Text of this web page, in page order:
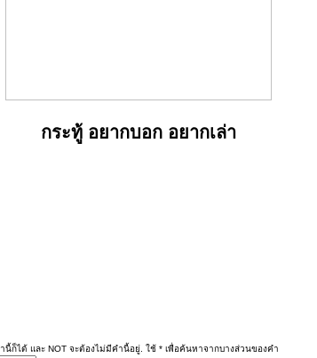
กระทู้ อยากบอก อยากเล่า
ก็ได้ และ NOT จะต้องไม่มีคำนี้อยู่. ใช้ * เพื่อค้นหาจากบางส่วนของคำ